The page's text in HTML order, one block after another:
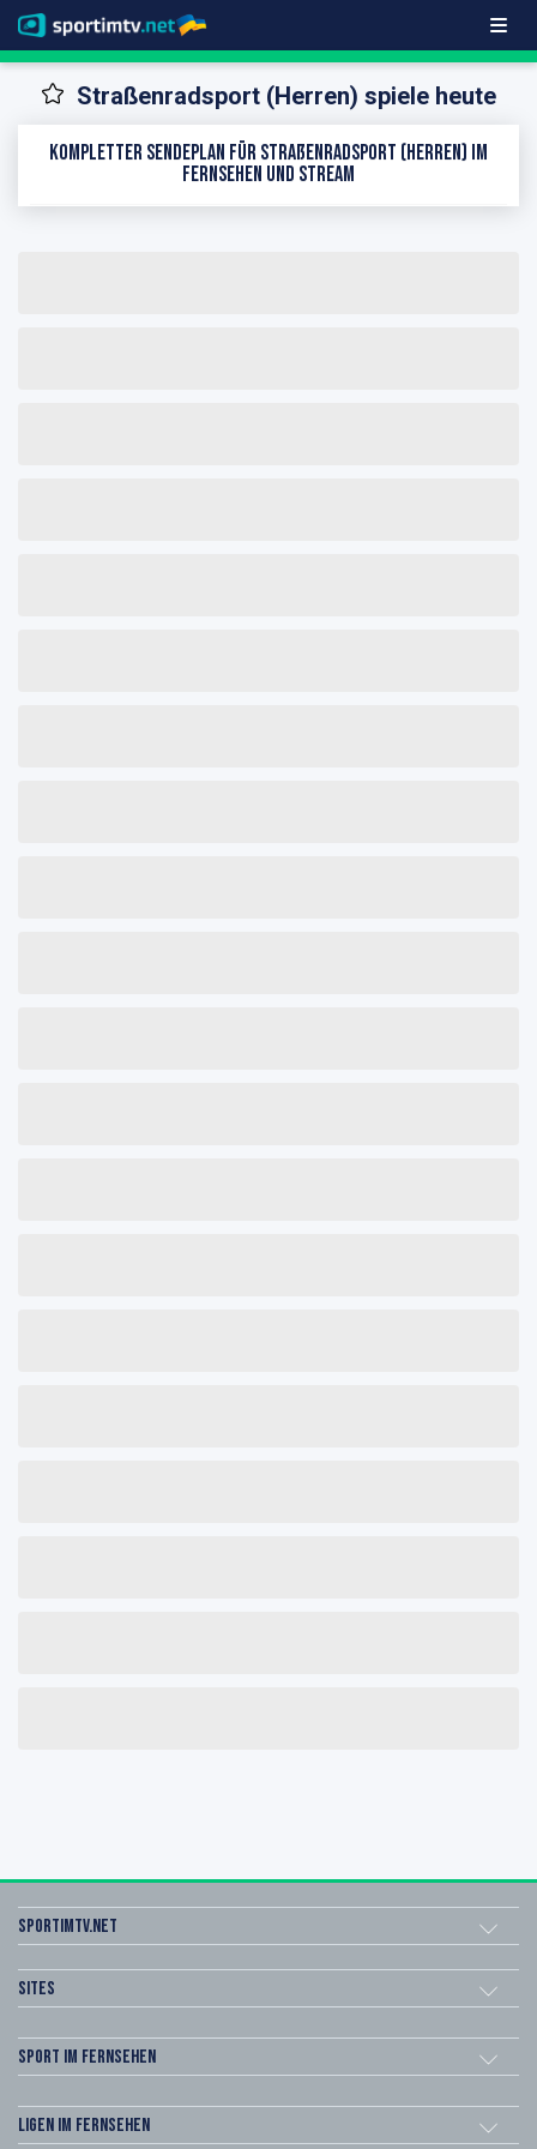
Straßenradsport (Herren) spiele heute
Kompletter Sendeplan für Straßenradsport (Herren) im
Fernsehen und Stream
sportimtv.net
Sites
Sport im Fernsehen
Ligen im Fernsehen